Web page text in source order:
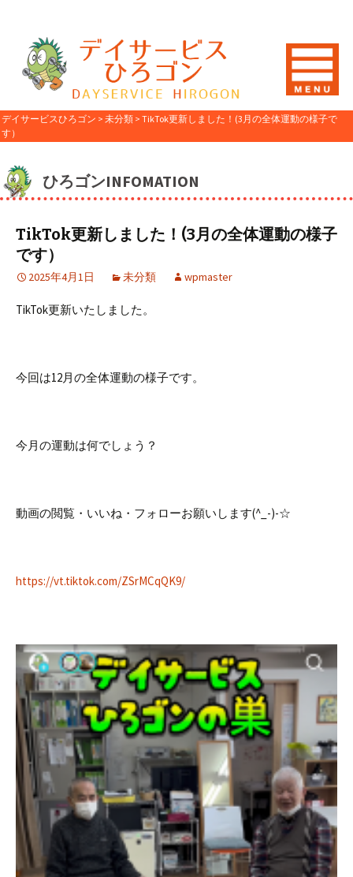
デイサービスひろゴン > 未分類 > TikTok更新しました！(3月の全体運動の様子で
す）
ひろゴンINFOMATION
TikTok更新しました！(3月の全体運動の様子
です）
2025年4月1日 未分類 wpmaster
TikTok更新いたしました。
今回は12月の全体運動の様子です。
今月の運動は何でしょう？
動画の閲覧・いいね・フォローお願いします(^_-)-☆
https://vt.tiktok.com/ZSrMCqQK9/